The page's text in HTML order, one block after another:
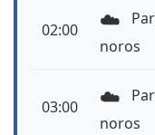
02:00 ☁️
noros
03:00 ☁️
noros